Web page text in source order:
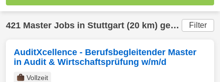
421 Master Jobs in Stuttgart (20 km) gefunden Filter
AuditXcellence - Berufsbegleitender Master
in Audit & Wirtschaftsprüfung w/m/d
Vollzeit